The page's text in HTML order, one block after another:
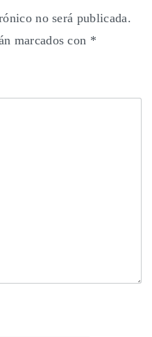
no será publicada.
marcados con *